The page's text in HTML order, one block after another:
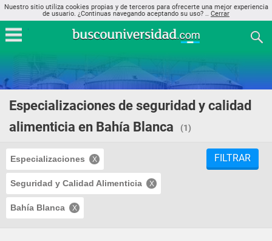
Nuestro sitio utiliza cookies propias y de terceros para ofrecerte una mejor experiencia
de usuario. ¿Continuas navegando aceptando su uso? .. Cerrar
Especializaciones de seguridad y calidad
alimenticia en Bahía Blanca
(1)
Especializaciones
Seguridad y Calidad Alimenticia
Bahía Blanca
FILTRAR